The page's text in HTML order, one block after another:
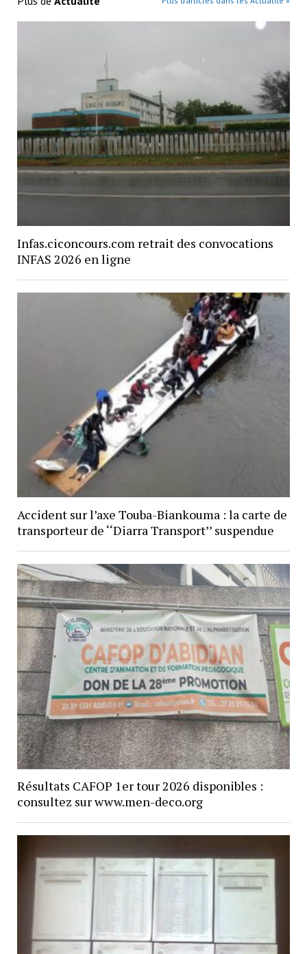
Infas.ciconcours.com retrait des convocations
INFAS 2026 en ligne
Accident sur l’axe Touba-Biankouma : la carte de
transporteur de ‘‘Diarra Transport’’ suspendue
Résultats CAFOP 1er tour 2026 disponibles :
consultez sur www.men-deco.org